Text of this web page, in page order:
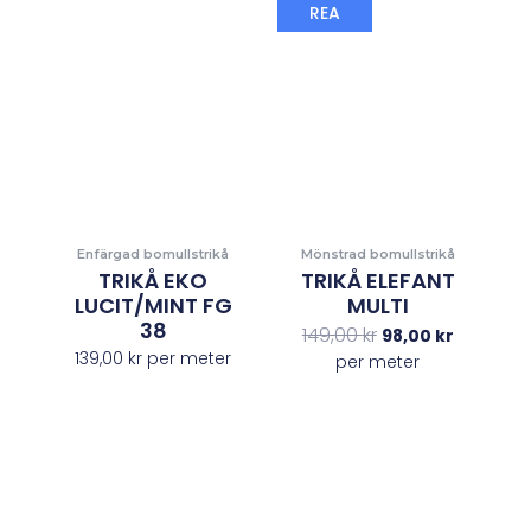
Enfärgad bomullstrikå
TRIKÅ EKO
LUCIT/MINT FG
38
139,00 kr per meter
REA
Mönstrad bomullstrikå
TRIKÅ ELEFANT
MULTI
149,00kr 98,00 kr
per meter